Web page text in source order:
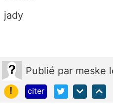
jady
Publié par meske
!
citer